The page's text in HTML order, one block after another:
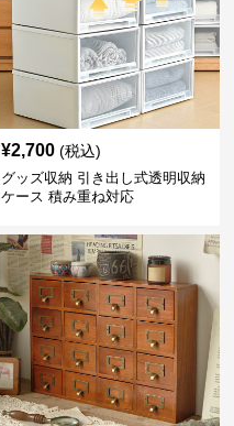
¥2,700 (税込)
グッズ収納 引き出し式透明収納
ケース 積み重ね対応